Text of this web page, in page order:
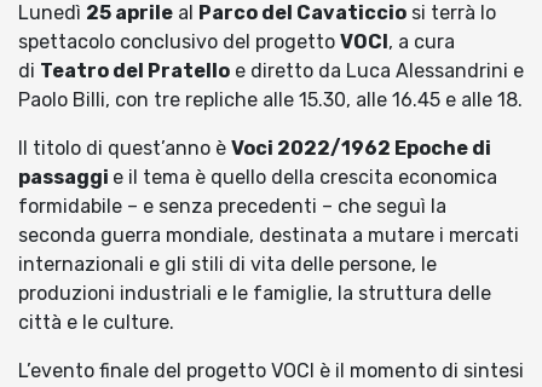
Lunedì 25 aprile al Parco del Cavaticcio si terrà lo
spettacolo conclusivo del progetto VOCI , a cura
di Teatro del Pratello e diretto da Luca Alessandrini e
Paolo Billi, con tre repliche alle 15.30, alle 16.45 e alle 18.
Il titolo di quest’anno è Voci 2022/1962 Epoche di
passaggi e il tema è quello della crescita economica
formidabile – e senza precedenti – che seguì la
seconda guerra mondiale, destinata a mutare i mercati
internazionali e gli stili di vita delle persone, le
produzioni industriali e le famiglie, la struttura delle
città e le culture.
L’evento finale del progetto VOCI è il momento di sintesi